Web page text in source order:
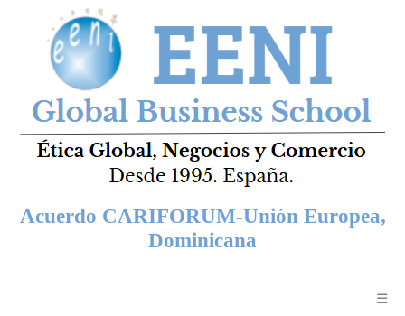
Acuerdo CARIFORUM-Unión Europea,
Dominicana
☰